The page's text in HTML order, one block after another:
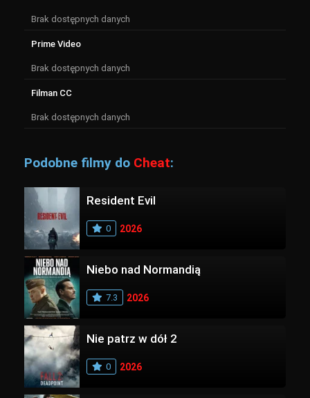
Brak dostępnych danych
Prime Video
Brak dostępnych danych
Filman CC
Brak dostępnych danych
Podobne filmy do Cheat:
Resident Evil
0 2026
Niebo nad Normandią
7.3 2026
Nie patrz w dół 2
0 2026